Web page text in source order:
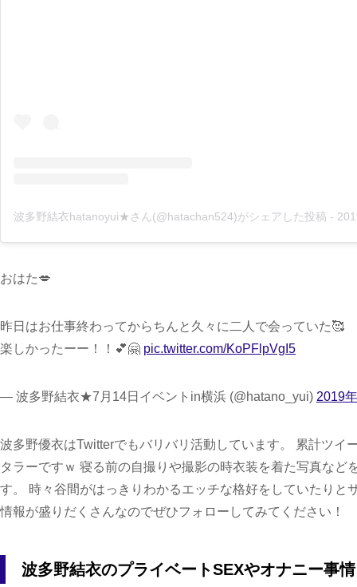
波多野結衣hatanoyui★さん(@hatachan524)がシェアした投稿 - 2019年
おはた💋
昨日はお仕事終わってからちんと久々に二人で会っていた🥰
楽しかったーー！！💕🤗 pic.twitter.com/KoPFlpVgI5
— 波多野結衣★7月14日イベントin横浜 (@hatano_yui) 2019
波多野優衣はTwitterでもバリバリ活動しています。 累計ツイ
タラーですｗ 寝る前の自撮りや撮影の時衣装を着た写真など
す。 時々谷間がはっきりわかるエッチな格好をしていたり
情報が盛りだくさんなのでぜひフォローしてみてください！
波多野結衣のプライベートSEXやオナニー事情